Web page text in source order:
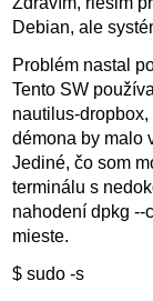
Debian, ale
Problém nastal
Tento SW
nautilus-
démona by malo
Jediné, čo som
terminálu s
nahodení dpkg --
mieste.
$ sudo -s